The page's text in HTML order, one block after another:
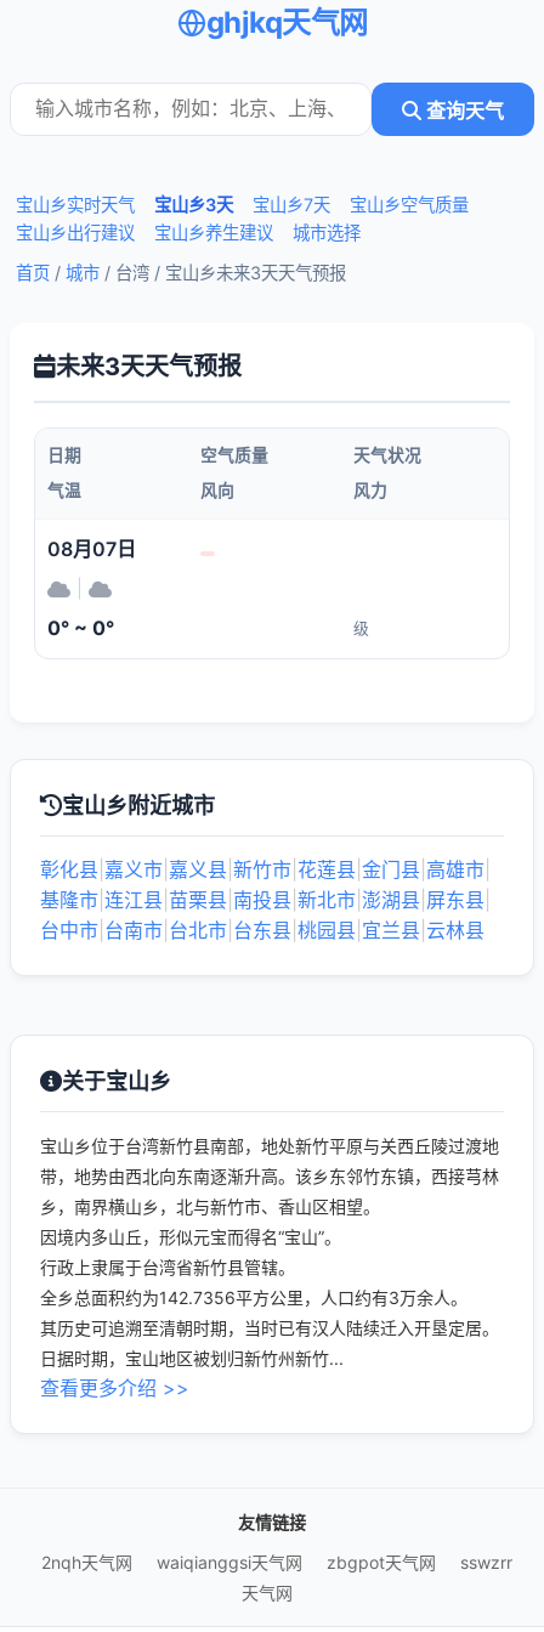
ghjkq天气网
查询天气
宝山乡实时天气 宝山乡3天 宝山乡7天
宝山乡空气质量
宝山乡出行建议
宝山乡养生建议
城市选择
首页 / 城市 / 台湾 / 宝山乡未来3天天气预报
未来3天天气预报
日期 空气质量
天气状况
气温
风向 风力
08月07日
0° ~ 0° 级
宝山乡附近城市
彰化县 嘉义市 嘉义县 新竹市 花莲县 金门县 高雄市
基隆市 连江县 苗栗县 南投县 新北市 澎湖县 屏东县
台中市 台南市 台北市 台东县 桃园县 宜兰县 云林县
关于宝山乡
宝山乡位于台湾新竹县南部，地处新竹平原与关西丘陵过渡地
带，地势由西北向东南逐渐升高。该乡东邻竹东镇，西接芎林
乡，南界横山乡，北与新竹市、香山区相望。
因境内多山丘，形似元宝而得名“宝山”。
行政上隶属于台湾省新竹县管辖。
全乡总面积约为142.7356平方公里，人口约有3万余人。
其历史可追溯至清朝时期，当时已有汉人陆续迁入开垦定居。
日据时期，宝山地区被划归新竹州新竹...
查看更多介绍 >>
友情链接
2nqh天气网
waiqianggsi天气网 zbgpot天气网
sswzrr
天气网